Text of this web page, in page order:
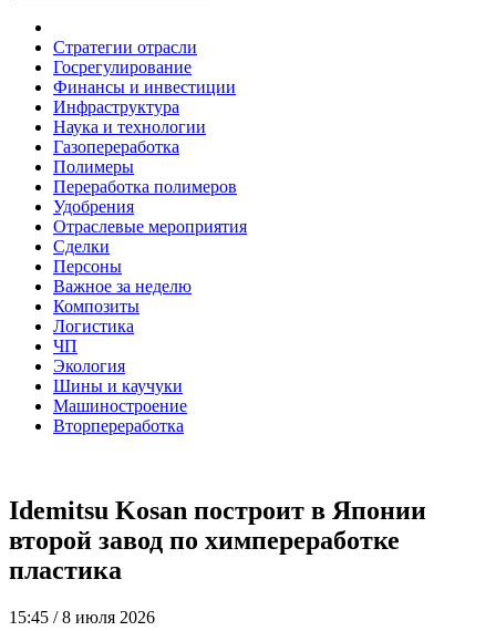
Стратегии отрасли
Госрегулирование
Финансы и инвестиции
Инфраструктура
Наука и технологии
Газопереработка
Полимеры
Переработка полимеров
Удобрения
Отраслевые мероприятия
Сделки
Персоны
Важное за неделю
Композиты
Логистика
ЧП
Экология
Шины и каучуки
Машиностроение
Вторпереработка
Idemitsu Kosan построит в Японии
второй завод по химпереработке
пластика
15:45 / 8 июля 2026